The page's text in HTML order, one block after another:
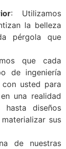
: Utilizamos
la belleza
pérgola que
que cada
de ingeniería
usted para
una realidad
hasta diseños
sus
de nuestras